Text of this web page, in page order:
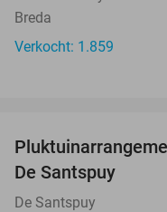
Breda
Verkocht: 1.859
De Santspuy
De Santspuy